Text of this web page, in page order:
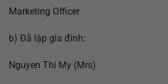
Marketing Officer
b) Đã lập gia đình:
Nguyen Thi My (Mrs)